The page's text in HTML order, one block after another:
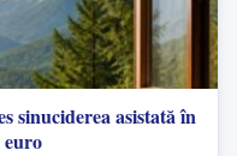
sinuciderea asistată în
euro